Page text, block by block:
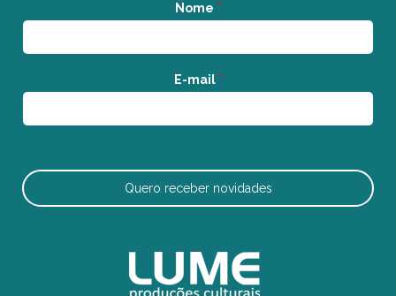
Nome *
E-mail *
Quero receber novidades